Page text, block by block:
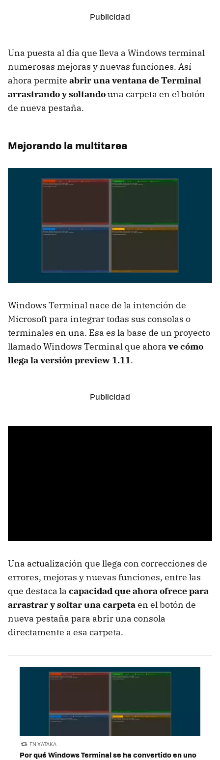
Una puesta al día que lleva a Windows terminal
numerosas mejoras y nuevas funciones. Así
ahora permite abrir una ventana de Terminal
arrastrando y soltandouna carpeta en el botón
de nueva pestaña.
Mejorando la multitarea
Windows Terminal nace de la intención de
Microsoft para integrar todas sus consolas o
terminales en una. Esa es la base de un proyecto
llamado Windows Terminal que ahora ve cómo
llega la versión preview 1.11.
Una actualización que llega con correcciones de
errores, mejoras y nuevas funciones, entre las
que destaca la capacidad que ahora ofrece para
arrastrar y soltar una carpetaen el botón de
nueva pestaña para abrir una consola
directamente a esa carpeta.
EN XATAKA
Por qué Windows Terminal se ha convertido en uno